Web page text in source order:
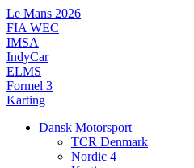
Videre
til
indhold
Le Mans 2026
FIA WEC
IMSA
IndyCar
ELMS
Formel 3
Karting
Dansk Motorsport
TCR Denmark
Nordic 4